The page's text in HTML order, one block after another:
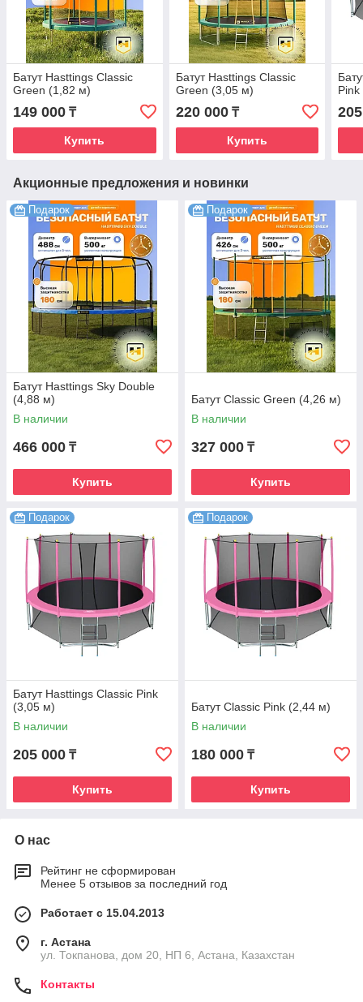
Батут Hasttings Classic
Green (1,82 м)
149 000 ₸
Купить
Батут Hasttings Classic
Green (3,05 м)
220 000₸
Купить
Акционные предложения и новинки
Подарок
Батут Hasttings Sky Double
(4,88 м)
В наличии
466 000 ₸
Купить
Подарок
Батут Classic Green (4,26 м)
В наличии
327 000 ₸
Купить
Подарок
Батут Hasttings Classic Pink
(3,05 м)
В наличии
205 000 ₸
Купить
Подарок
Батут Classic Pink (2,44 м)
В наличии
180 000 ₸
Купить
О нас
Рейтинг не сформирован
Менее 5 отзывов за последний год
Работает с 15.04.2013
г. Астана
ул. Токпанова, дом 20, НП 6, Астана, Казахстан
Контакты